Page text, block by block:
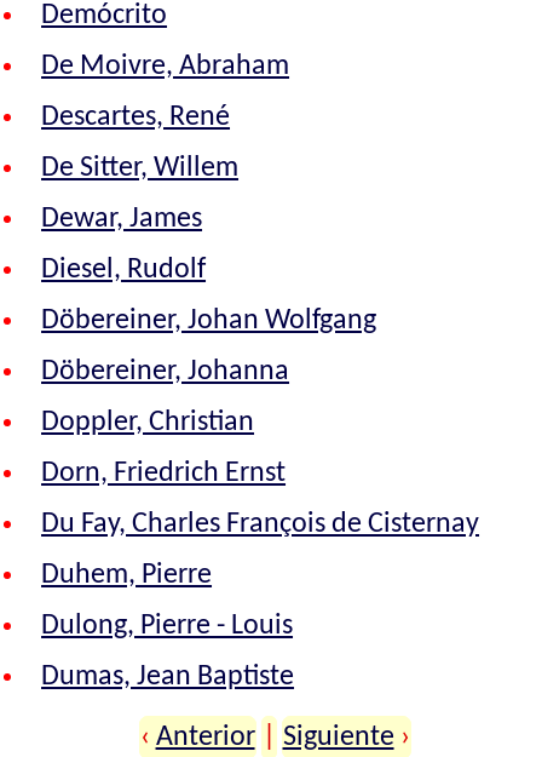
Demócrito
De Moivre, Abraham
Descartes, René
De Sitter, Willem
Dewar, James
Diesel, Rudolf
Döbereiner, Johan Wolfgang
Döbereiner, Johanna
Doppler, Christian
Dorn, Friedrich Ernst
Du Fay, Charles François de Cisternay
Duhem, Pierre
Dulong, Pierre - Louis
Dumas, Jean Baptiste
‹ Anterior Siguiente ›